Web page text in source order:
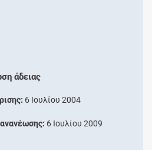
άδειας
6 Ιουλίου 2004
6 Ιουλίου 2009